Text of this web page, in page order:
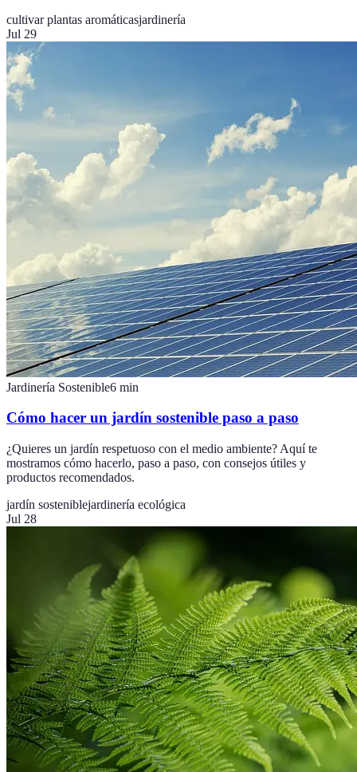
cultivar plantas aromáticasjardinería
Jul 29
Jardinería Sostenible6 min
Cómo hacer un jardín sostenible paso a paso
¿Quieres un jardín respetuoso con el medio ambiente? Aquí te
mostramos cómo hacerlo, paso a paso, con consejos útiles y
productos recomendados.
jardín sosteniblejardinería ecológica
Jul 28